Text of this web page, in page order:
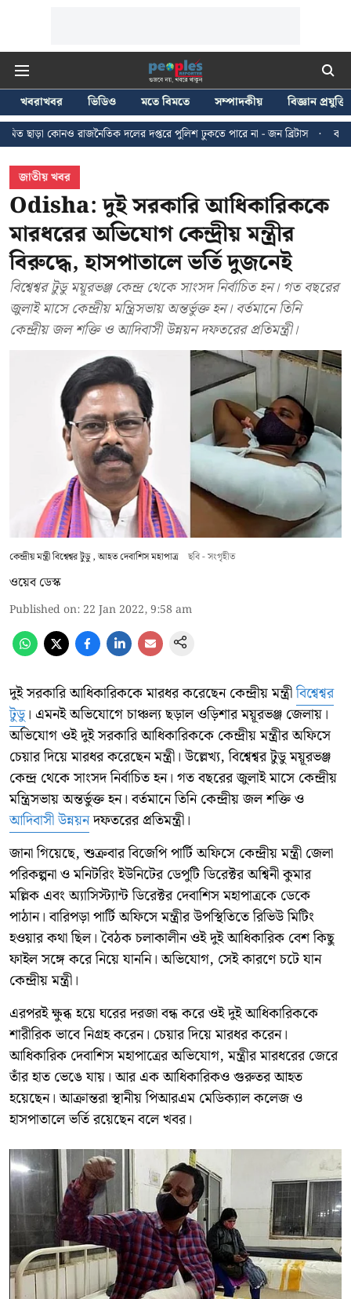
খবরাখবর ভিডিও মতে বিমতে সম্পাদকীয়
বিজ্ঞান প্রযুক্তি
দলের দপ্তরে পুলিশ ঢুকতে পারে না - জন ব্রিটাস
কলকাতায় ২৪ জুলাইয়ের
জাতীয় খবর
Odisha: দুই সরকারি আধিকারিককে
মারধরের অভিযোগ কেন্দ্রীয় মন্ত্রীর
বিরুদ্ধে, হাসপাতালে ভর্তি দুজনেই
বিশ্বেশ্বর টুডু ময়ূরভঞ্জ কেন্দ্র থেকে সাংসদ নির্বাচিত হন। গত বছরের
জুলাই মাসে কেন্দ্রীয় মন্ত্রিসভায় অন্তর্ভুক্ত হন। বর্তমানে তিনি
কেন্দ্রীয় জল শক্তি ও আদিবাসী উন্নয়ন দফতরের প্রতিমন্ত্রী।
কেন্দ্রীয় মন্ত্রী বিশ্বেশ্বর টুডু , আহত দেবাশিস মহাপাত্র ছবি - সংগৃহীত
ওয়েব ডেস্ক
Published on: 22 Jan 2022, 9:58 am
দুই সরকারি আধিকারিককে মারধর করেছেন কেন্দ্রীয় মন্ত্রীবিশ্বেশ্বর
টুডু। এমনই অভিযোগে চাঞ্চল্য ছড়াল ওড়িশার ময়ূরভঞ্জ জেলায়।
অভিযোগ ওই দুই সরকারি আধিকারিককে কেন্দ্রীয় মন্ত্রীর অফিসে
চেয়ার দিয়ে মারধর করেছেন মন্ত্রী। উল্লেখ্য, বিশ্বেশ্বর টুডু ময়ূরভঞ্জ
কেন্দ্র থেকে সাংসদ নির্বাচিত হন। গত বছরের জুলাই মাসে কেন্দ্রীয়
মন্ত্রিসভায় অন্তর্ভুক্ত হন। বর্তমানে তিনি কেন্দ্রীয় জল শক্তি ও
আদিবাসী উন্নয়নদফতরের প্রতিমন্ত্রী।
জানা গিয়েছে, শুক্রবার বিজেপি পার্টি অফিসে কেন্দ্রীয় মন্ত্রী জেলা
পরিকল্পনা ও মনিটরিং ইউনিটের ডেপুটি ডিরেক্টর অশ্বিনী কুমার
মল্লিক এবং অ্যাসিস্ট্যান্ট ডিরেক্টর দেবাশিস মহাপাত্রকে ডেকে
পাঠান। বারিপড়া পার্টি অফিসে মন্ত্রীর উপস্থিতিতে রিভিউ মিটিং
হওয়ার কথা ছিল। বৈঠক চলাকালীন ওই দুই আধিকারিক বেশ কিছু
ফাইল সঙ্গে করে নিয়ে যাননি। অভিযোগ, সেই কারণে চটে যান
কেন্দ্রীয় মন্ত্রী।
এরপরই ক্ষুব্ধ হয়ে ঘরের দরজা বন্ধ করে ওই দুই আধিকারিককে
শারীরিক ভাবে নিগ্রহ করেন। চেয়ার দিয়ে মারধর করেন।
আধিকারিক দেবাশিস মহাপাত্রের অভিযোগ, মন্ত্রীর মারধরের জেরে
তাঁর হাত ভেঙে যায়। আর এক আধিকারিকও গুরুতর আহত
হয়েছেন। আক্রান্তরা স্থানীয় পিআরএম মেডিক্যাল কলেজ ও
হাসপাতালে ভর্তি রয়েছেন বলে খবর।